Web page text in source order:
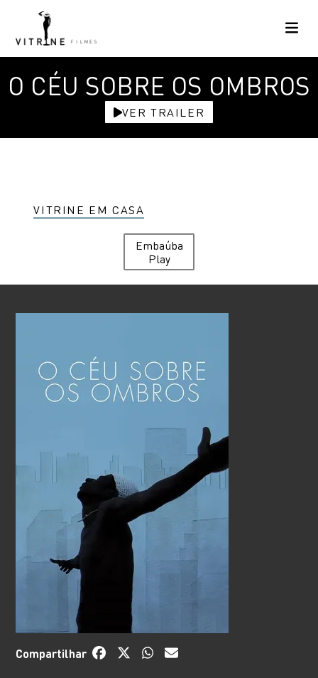
O CÉU SOBRE OS OMBROS
VER TRAILER
VITRINE EM CASA
Embaúba
Play
Compartilhar